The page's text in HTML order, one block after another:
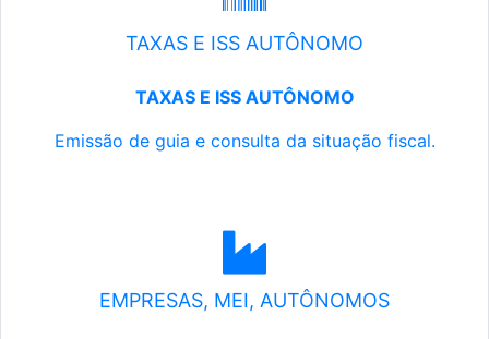
TAXAS E ISS AUTÔNOMO
TAXAS E ISS AUTÔNOMO
Emissão de guia e consulta da situação fiscal.
EMPRESAS, MEI, AUTÔNOMOS